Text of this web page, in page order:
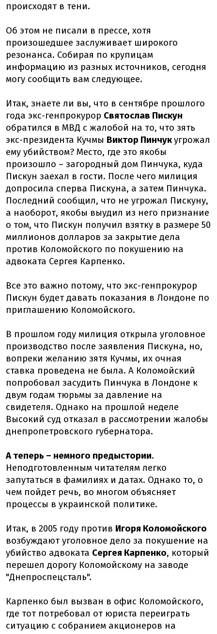
происходят в тени.
Об этом не писали в прессе, хотя
произошедшее заслуживает широкого
резонанса. Собирая по крупицам
информацию из разных источников, сегодня
могу сообщить вам следующее.
Итак, знаете ли вы, что в сентябре прошлого
года экс-генпрокурор Святослав Пискун
обратился в МВД с жалобой на то, что зять
экс-президента Кучмы Виктор Пинчукугрожал
ему убийством? Место, где это якобы
произошло – загородный дом Пинчука, куда
Пискун заехал в гости. После чего милиция
допросила сперва Пискуна, а затем Пинчука.
Последний сообщил, что не угрожал Пискуну,
а наоборот, якобы выудил из него признание
о том, что Пискун получил взятку в размере 50
миллионов долларов за закрытие дела
против Коломойского по покушению на
адвоката Сергея Карпенко.
Все это важно потому, что экс-генпрокурор
Пискун будет давать показания в Лондоне по
приглашению Коломойского.
В прошлом году милиция открыла уголовное
производство после заявления Пискуна, но,
вопреки желанию зятя Кучмы, их очная
ставка проведена не была. А Коломойский
попробовал засудить Пинчука в Лондоне к
двум годам тюрьмы за давление на
свидетеля. Однако на прошлой неделе
Высокий суд отказал в рассмотрении жалобы
днепропетровского губернатора.
А теперь – немного предыстории.
Неподготовленным читателям легко
запутаться в фамилиях и датах. Однако то, о
чем пойдет речь, во многом объясняет
процессы в украинской политике.
Итак, в 2005 году против Игоря Коломойского
возбуждают уголовное дело за покушение на
убийство адвоката Сергея Карпенко, который
перешел дорогу Коломойскому на заводе
"Днепроспецсталь".
Карпенко был вызван в офис Коломойского,
где тот потребовал от юриста переиграть
ситуацию с собранием акционеров на